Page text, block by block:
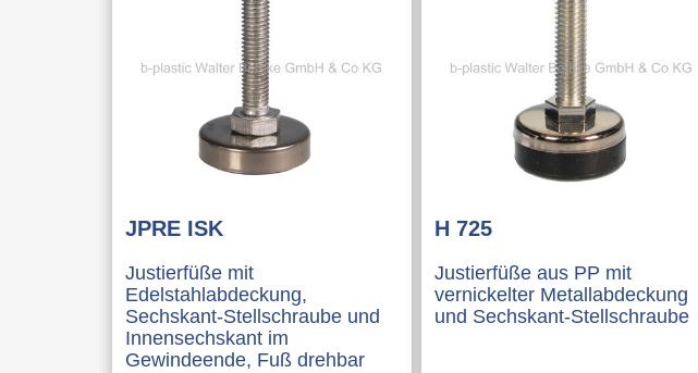
JPRE ISK
Justierfüße mit
Edelstahlabdeckung,
Sechskant-Stellschraube und
Innensechskant im
Gewindeende, Fuß drehbar
H 725
Justierfüße aus PP mit
vernickelter Metallabdeckung
und Sechskant-Stellschraube